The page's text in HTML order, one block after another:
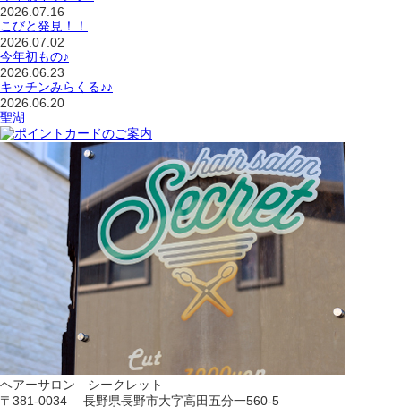
2026.07.16
こびと発見！！
2026.07.02
今年初もの♪
2026.06.23
キッチンみらくる♪♪
2026.06.20
聖湖
ヘアーサロン シークレット
〒381-0034 長野県長野市大字高田五分一560-5